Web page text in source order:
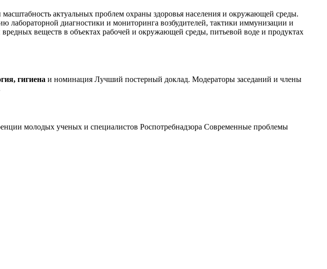
актуальных проблем охраны здоровья населения и окружающей среды.
диагностики и мониторинга возбудителей, тактики иммунизации и
веществ в объектах рабочей и окружающей среды, питьевой воде и продуктах
гигиена и номинация Лучший постерный доклад. Модераторы заседаний и члены
молодых ученых и специалистов Роспотребнадзора Современные проблемы